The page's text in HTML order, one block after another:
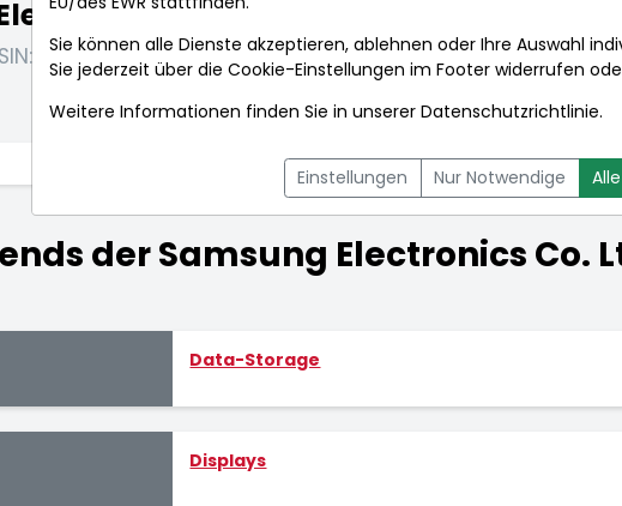
Co. Ltd. (GDRs)
US7960502018]
NACHRICHTEN
der Samsung Electronics Co.
Data-Storage
Displays
Sie können alle Dienste akzeptieren, ablehnen oder Ihre Auswahl
Sie jederzeit über die Cookie-Einstellungen im Footer widerrufen
Weitere Informationen finden Sie in unserer Datenschutzrichtlinie.
Einstellungen Nur Notwendige